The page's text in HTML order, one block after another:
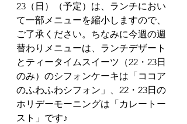
23（日）（予定）は、ランチにおい
て一部メニューを縮小しますので、
ご了承ください。ちなみに今週の週
替わりメニューは、ランチデザート
とティータイムスイーツ（22・23日
のみ）のシフォンケーキは「ココア
のふわふわシフォン」、22・23日の
ホリデーモーニングは「カレートー
スト」です♪